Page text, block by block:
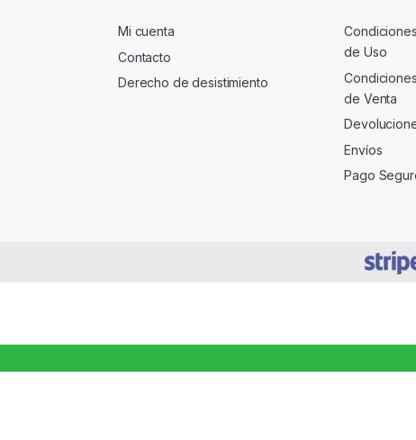
Mi cuenta
Contacto
Derecho de desistimiento
de Uso
de Venta
Envíos
Pago